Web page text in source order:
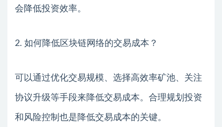
会降低投资效率。
2. 如何降低区块链网络的交易成本？
可以通过优化交易规模、选择高效率矿池、关注
协议升级等手段来降低交易成本。合理规划投资
和风险控制也是降低交易成本的关键。